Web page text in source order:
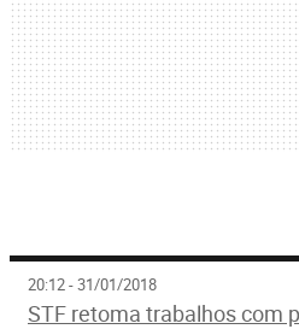
20:12 - 31/01/2018
STF retoma trabalhos com